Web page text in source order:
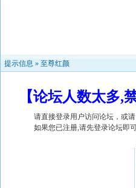
提示信息 » 至尊红颜
【论坛人数太多
请直接登录用户访问论坛，或请
如果您已注册,请先登录论坛即